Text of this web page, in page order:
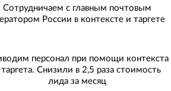
Сотрудничаем с главным почтовым
России в контексте и таргете
персонал при помощи контекста
Снизили в 2,5 раза стоимость
лида за месяц